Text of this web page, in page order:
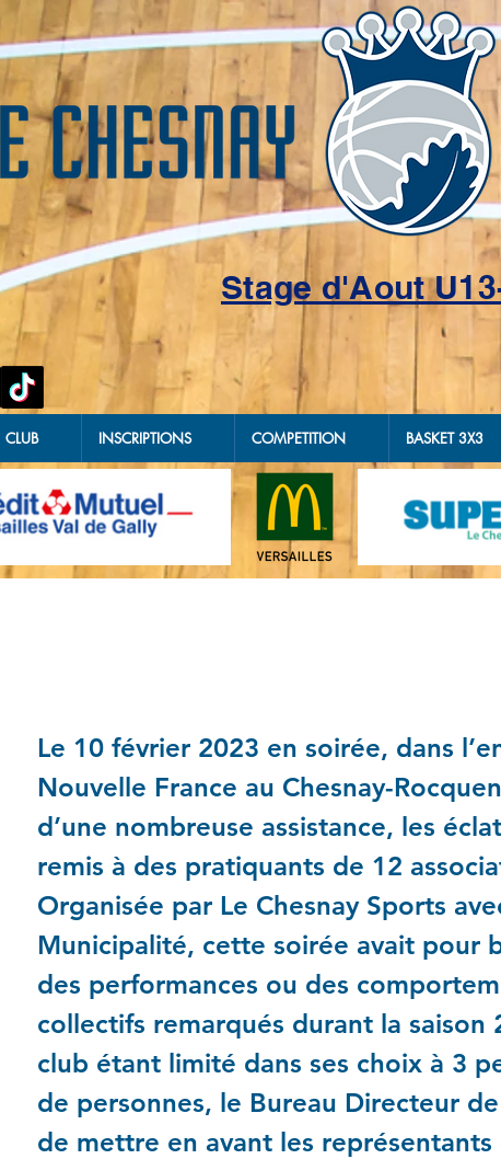
Stage d'Aout
CLUB INSCRIPTIONS COMPETITION BASKET 3X3
Le 10 février 2023 en soirée, dans
Nouvelle France au Chesnay-
d’une nombreuse assistance, les
remis à des pratiquants de 12
Organisée par Le Chesnay Sports
Municipalité, cette soirée avait pour
des performances ou des
collectifs remarqués durant la saison
club étant limité dans ses choix à 3
de personnes, le Bureau Directeur
de mettre en avant les